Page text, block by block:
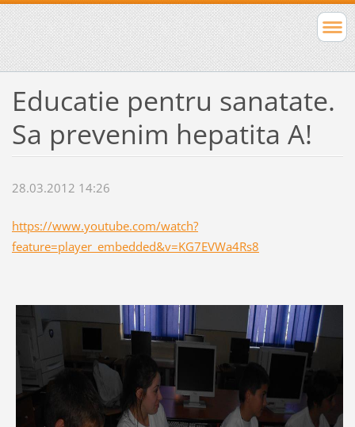
Educatie pentru sanatate.
Sa prevenim hepatita A!
28.03.2012 14:26
https://www.youtube.com/watch?
feature=player_embedded&v=KG7EVWa4Rs8